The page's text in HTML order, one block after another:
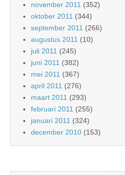
november 2011 (352)
oktober 2011 (344)
september 2011 (266)
augustus 2011 (10)
juli 2011 (245)
juni 2011 (382)
mei 2011 (367)
april 2011 (276)
maart 2011 (293)
februari 2011 (255)
januari 2011 (324)
december 2010 (153)